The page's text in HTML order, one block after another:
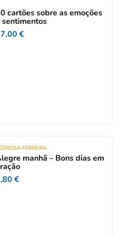
cartões sobre as emoções
sentimentos
€
FERREIRA
manhã – Bons dias em
€